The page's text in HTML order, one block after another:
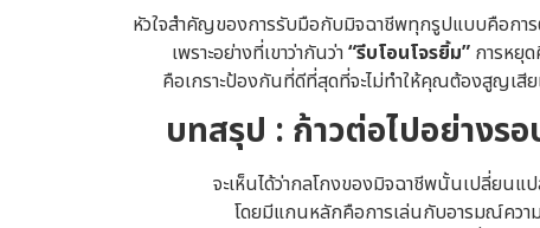
หัวใจสำคัญของการรับมือกับมิจฉาชีพทุกรูปแบบคือการ
เพราะอย่างที่เขาว่ากันว่า“รีบโอนโจรยิ้ม” การหยุ
คือเกราะป้องกันที่ดีที่สุดที่จะไม่ทำให้คุณต้องสูญเสี
บทสรุป : ก้าวต่อไปอย่างร
จะเห็นได้ว่ากลโกงของมิจฉาชีพนั้นเปลี่ยนแ
โดยมีแกนหลักคือการเล่นกับอารมณ์คว